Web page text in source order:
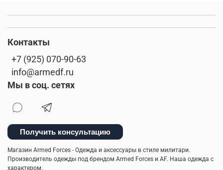
Контакты
+7 (925) 070-90-63
info@armedf.ru
Мы в соц. сетях
Получить консультацию
Магазин Armed Forces - Одежда и аксессуары в стиле милитари.
Производитель одежды под брендом Armed Forces и AF. Наша одежда с
характером.